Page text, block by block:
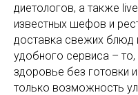
диетологов, а также
известных шефов и
доставка свежих блюд
удобного сервиса –
здоровье без готовки
только возможность